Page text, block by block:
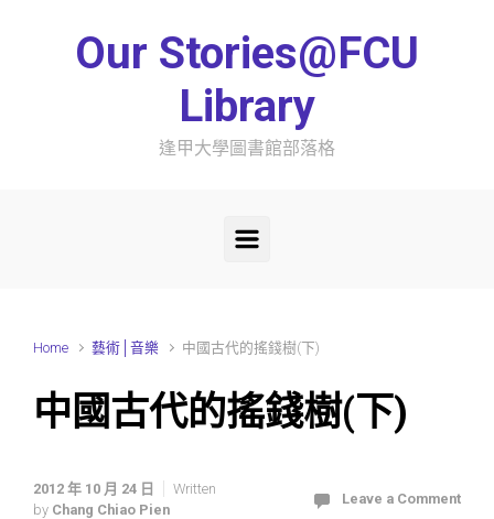
Our Stories@FCU
Library
逢甲大學圖書館部落格
Home 藝術│音樂 中國古代的搖錢樹(下)
中國古代的搖錢樹(下)
2012 年 10 月 24 日
Written
by Chang Chiao Pien
Leave a Comment